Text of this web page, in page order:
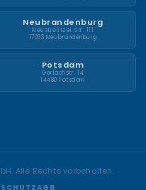
Neubrandenburg
Neustrelitzer Str. 111
17033 Neubrandenburg
Potsdam
Gerlachstr. 14
14480 Potsdam
Alle Rechte vorbehalten.
AGB